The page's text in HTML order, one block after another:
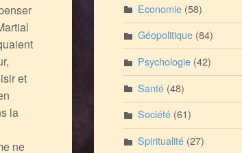
et
la
ne
Economie(58)
Géopolitique(84)
Psychologie(42)
Santé(48)
Société(61)
Spiritualité(27)